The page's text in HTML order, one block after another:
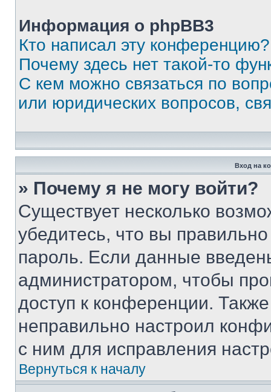
Информация о phpBB3
Кто написал эту конференцию?
Почему здесь нет такой-то
С кем можно связаться по
или юридических вопросов,
Вход на
» Почему я не могу войти?
Существует несколько
убедитесь, что вы
пароль. Если данные
администратором, чтобы
доступ к конференции.
неправильно настроил
с ним для исправления
Вернуться к началу